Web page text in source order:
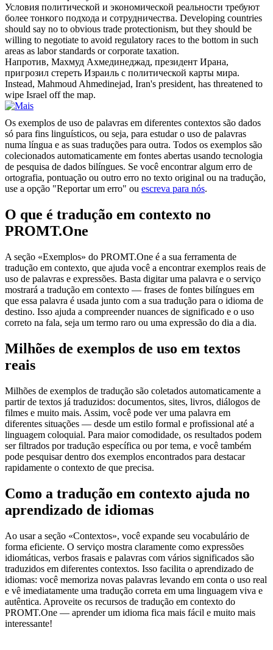
Условия политической и экономической реальности требуют
более тонкого подхода и сотрудничества. Developing countries
should say no to obvious trade protectionism, but they should be
willing to negotiate to avoid regulatory races to the bottom in such
areas as labor standards or corporate taxation.
Напротив, Махмуд Ахмединеджад, президент Ирана,
пригрозил стереть Израиль с политической карты мира.
Instead, Mahmoud Ahmedinejad, Iran's president, has threatened to
wipe Israel off the map.
Os exemplos de uso de palavras em diferentes contextos são dados
só para fins linguísticos, ou seja, para estudar o uso de palavras
numa língua e as suas traduções para outra. Todos os exemplos são
colecionados automaticamente em fontes abertas usando tecnologia
de pesquisa de dados bilíngues. Se você encontrar algum erro de
ortografia, pontuação ou outro erro no texto original ou na tradução,
use a opção "Reportar um erro" ou escreva para nós.
O que é tradução em contexto no
PROMT.One
A seção «Exemplos» do PROMT.One é a sua ferramenta de
tradução em contexto, que ajuda você a encontrar exemplos reais de
uso de palavras e expressões. Basta digitar uma palavra e o serviço
mostrará a tradução em contexto — frases de fontes bilíngues em
que essa palavra é usada junto com a sua tradução para o idioma de
destino. Isso ajuda a compreender nuances de significado e o uso
correto na fala, seja um termo raro ou uma expressão do dia a dia.
Milhões de exemplos de uso em textos
reais
Milhões de exemplos de tradução são coletados automaticamente a
partir de textos já traduzidos: documentos, sites, livros, diálogos de
filmes e muito mais. Assim, você pode ver uma palavra em
diferentes situações — desde um estilo formal e profissional até a
linguagem coloquial. Para maior comodidade, os resultados podem
ser filtrados por tradução específica ou por tema, e você também
pode pesquisar dentro dos exemplos encontrados para destacar
rapidamente o contexto de que precisa.
Como a tradução em contexto ajuda no
aprendizado de idiomas
Ao usar a seção «Contextos», você expande seu vocabulário de
forma eficiente. O serviço mostra claramente como expressões
idiomáticas, verbos frasais e palavras com vários significados são
traduzidos em diferentes contextos. Isso facilita o aprendizado de
idiomas: você memoriza novas palavras levando em conta o uso real
e vê imediatamente uma tradução correta em uma linguagem viva e
autêntica. Aproveite os recursos de tradução em contexto do
PROMT.One — aprender um idioma fica mais fácil e muito mais
interessante!